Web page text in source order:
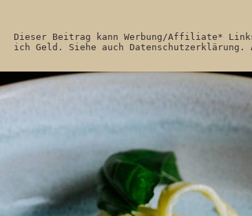
Dieser Beitrag kann Werbung/Affiliate*
ich Geld. Siehe auch